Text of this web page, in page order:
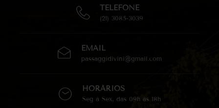
TELEFONE
(21) 3085-3039
EMAIL
passaggidivini@gmail.com
HORÁRIOS
Seg à Sex, das 09h às 18h